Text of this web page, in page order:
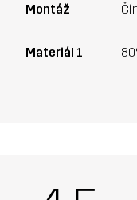
Montáž
Materiál 1